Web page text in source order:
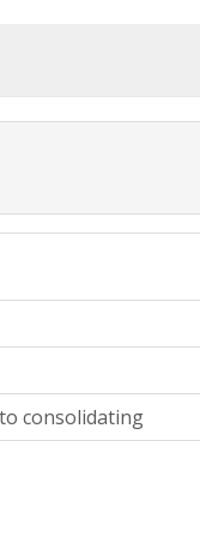
consolidating